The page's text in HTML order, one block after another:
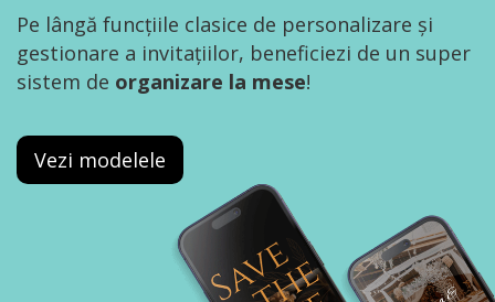
Pe lângă funcțiile clasice de personalizare și
gestionare a invitațiilor, beneficiezi de un super
sistem de organizare la mese!
Vezi modelele